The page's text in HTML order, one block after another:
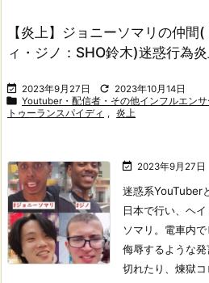
【炎上】ジョニーソマリの仲間
ィ・ジノ：SHO鈴木)迷惑行為
 2023年9月27日  2023年10月14日
 Youtuber・配信者・その他インフルエンサ
トゥーランスパイディ , 炎上
 2023年9月27日
迷惑系YouTuber
日本で行い、ヘ
ソマリ。 電車内
侮辱するような
切れたり、煉獄